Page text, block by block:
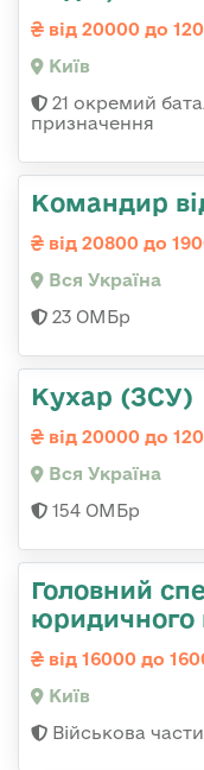
від 20000 до
Київ
21 окремий
призначення
Командир
від 20800 до
Вся Україна
23 ОМБр
Кухар (ЗСУ)
від 20000 до
Вся Україна
154 ОМБр
Головний
юридичного
від 16000 до
Київ
Військова